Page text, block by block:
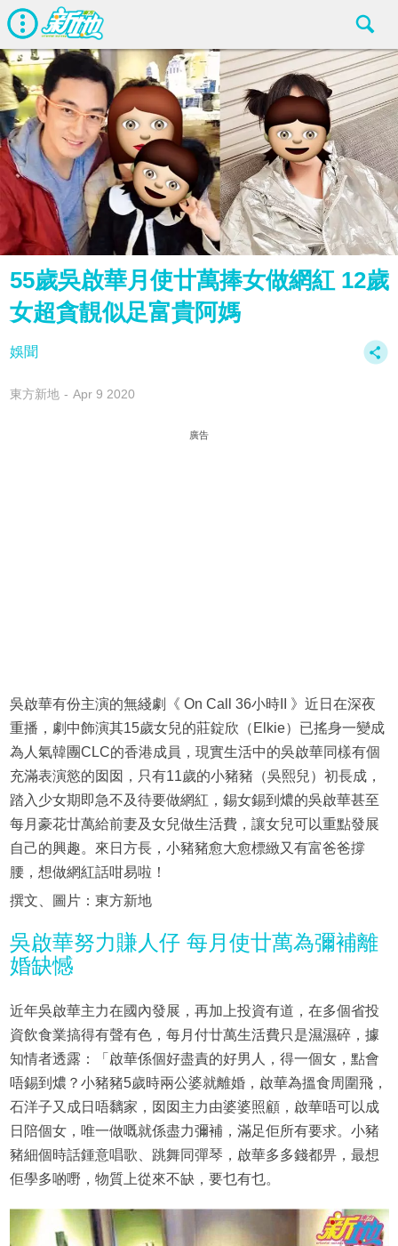
55歲吳啟華月使廿萬捧女做網紅 12歲
女超貪靚似足富貴阿媽
娛聞
東方新地 Apr 9 2020
廣告
吳啟華有份主演的無綫劇《 On Call 36小時II 》近日在深夜
重播，劇中飾演其15歲女兒的莊錠欣（Elkie）已搖身一變成
為人氣韓團CLC的香港成員，現實生活中的吳啟華同樣有個
充滿表演慾的囡囡，只有11歲的小豬豬（吳熙兒）初長成，
踏入少女期即急不及待要做網紅，錫女錫到燶的吳啟華甚至
每月豪花廿萬給前妻及女兒做生活費，讓女兒可以重點發展
自己的興趣。來日方長，小豬豬愈大愈標緻又有富爸爸撐
腰，想做網紅話咁易啦！
撰文、圖片：東方新地
吳啟華努力賺人仔 每月使廿萬為彌補離
婚缺憾
近年吳啟華主力在國內發展，再加上投資有道，在多個省投
資飲食業搞得有聲有色，每月付廿萬生活費只是濕濕碎，據
知情者透露：「啟華係個好盡責的好男人，得一個女，點會
唔錫到燶？小豬豬5歲時兩公婆就離婚，啟華為搵食周圍飛，
石洋子又成日唔黐家，囡囡主力由婆婆照顧，啟華唔可以成
日陪個女，唯一做嘅就係盡力彌補，滿足佢所有要求。小豬
豬細個時話鍾意唱歌、跳舞同彈琴，啟華多多錢都畀，最想
佢學多啲嘢，物質上從來不缺，要乜有乜。